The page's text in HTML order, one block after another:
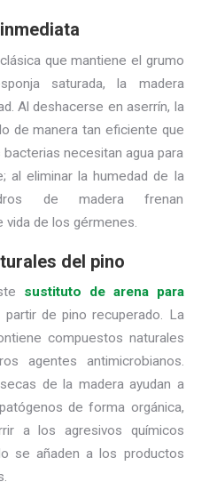
que mantiene el grumo
saturada, la madera
Al deshacerse en aserrín, la
de manera tan eficiente que
necesitan agua para
al eliminar la humedad de la
de madera frenan
de los gérmenes.
del pino
sustituto de arena para
de pino recuperado. La
compuestos naturales
agentes antimicrobianos.
de la madera ayudan a
de forma orgánica,
a los agresivos químicos
se añaden a los productos